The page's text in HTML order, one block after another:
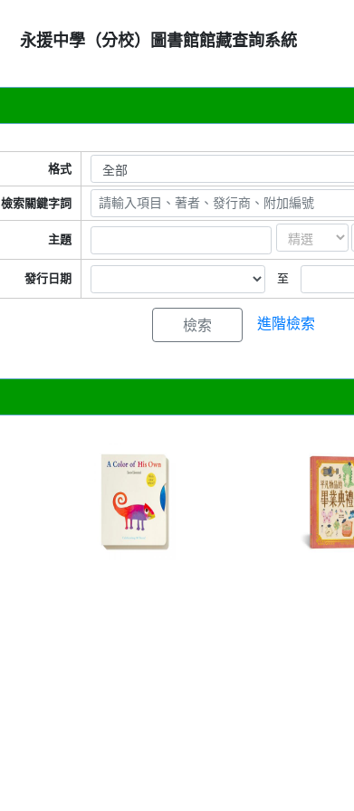
永援中學（分校）圖書館館藏查詢系統
格式
檢索關鍵字詞
主題
發行日期 至
進階檢索